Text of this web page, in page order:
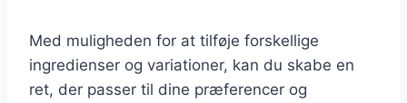
Med muligheden for at tilføje forskellige
ingredienser og variationer, kan du skabe en
ret, der passer til dine præferencer og